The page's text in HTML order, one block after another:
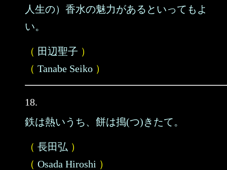
人生の）香水の魅力があるといってもよ
い。
（ 田辺聖子 ）
（ Tanabe Seiko ）
18.
鉄は熱いうち、餅は搗(つ)きたて。
（ 長田弘 ）
（ Osada Hiroshi ）